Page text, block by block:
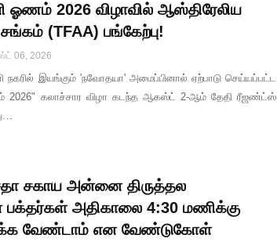
ஓணம் 2026 விழாவில் ஆஸ்திரேலிய
(TFAA) பங்கேற்பு!
06, 2026
நகரில் இயங்கும் 'நவோதயா' அமைப்பினால் ஏற்பாடு செய்யப்பட்ட
2026" கலாச்சார விழா கடந்த ஆகஸ்ட் 2-ஆம் தேதி ரீஜண்ட்ஸ்
சகாய அன்னை திருத்தல
பக்தர்கள் அதிகாலை 4:30 மணிக்கு
வேண்டாம் என வேண்டுகோள்